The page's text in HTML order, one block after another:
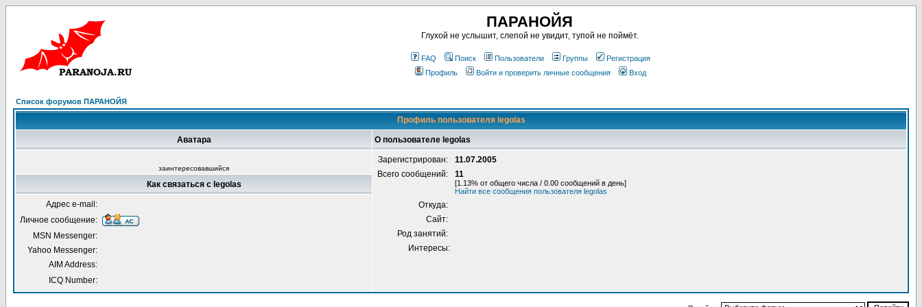
ПАРАНОЙЯ
Глухой не услышит, слепой не увидит, тупой не поймёт.
FAQ Поиск Пользователи Группы
Регистрация
Профиль
Войти и проверить личные сообщения Вход
Список форумов ПАРАНОЙЯ
Профиль пользователя legolas
Аватара О пользователе legolas
заинтересовавшийся
Зарегистрирован:
11.07.2005
Всего сообщений:
11
[1.13% от общего числа / 0.00 сообщений в день]
Найти все сообщения пользователя legolas
Откуда:
Сайт:
Род занятий:
Интересы:
Как связаться с legolas
Адрес e-mail:
Личное сообщение:
MSN Messenger:
Yahoo Messenger:
AIM Address:
ICQ Number: